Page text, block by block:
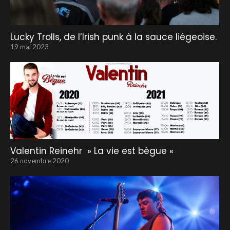
Lucky Trolls, de l’Irish punk à la sauce liégeoise.
19 mai 2023
Valentin Reinehr » La vie est bègue «
26 novembre 2020